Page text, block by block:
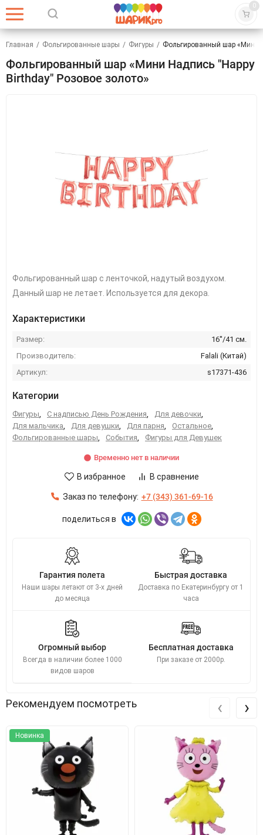
0
Главная / Фольгированные шары / Фигуры / Фольгированный шар «Мини
Фольгированный шар «Мини Надпись "Happy
Birthday" Розовое золото»
Фольгированный шар с ленточкой, надутый воздухом.
Данный шар не летает. Используется для декора.
Характеристики
Размер:
16''/41 см.
Производитель:
Falali (Китай)
Артикул:
s17371-436
Категории
Фигуры, С надписью День Рождения, Для девочки,
Для мальчика, Для девушки, Для парня, Остальное,
Фольгированные шары, События, Фигуры для Девушек
Временно нет в наличии
В избранное В сравнение
Заказ по телефону: +7 (343) 361-69-16
поделиться в
Гарантия полета
Наши шары летают от 3-х дней
до месяца
Быстрая доставка
Доставка по Екатеринбургу от 1
часа
Огромный выбор
Всегда в наличии более 1000
видов шаров
Бесплатная доставка
При заказе от 2000р.
Рекомендуем посмотреть
Новинка
‹ ›